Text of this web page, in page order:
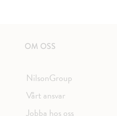
OM OSS
NilsonGroup
Vårt ansvar
Jobba hos oss